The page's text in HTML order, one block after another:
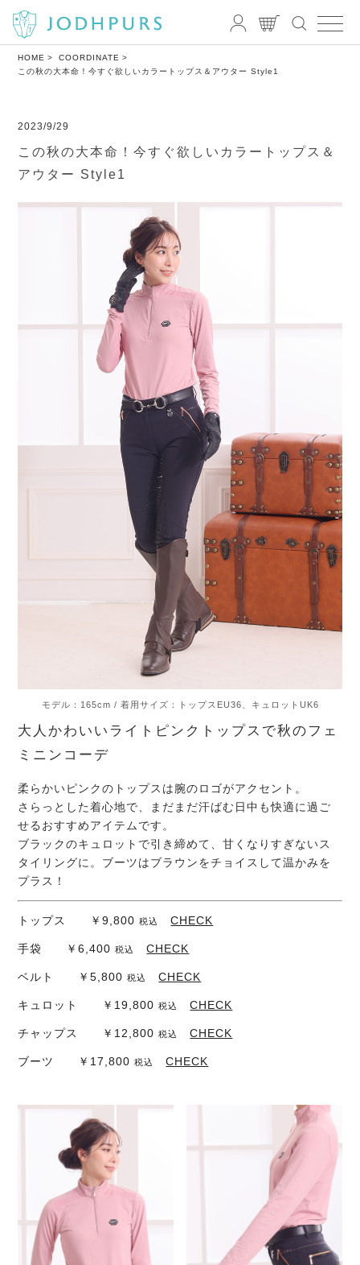
HOME
COORDINATE
この秋の大本命！今すぐ欲しいカラートップス＆アウター Style1
2023/9/29
この秋の大本命！今すぐ欲しいカラートップス＆
アウター Style1
モデル：165cm / 着用サイズ：トップスEU36、キュロットUK6
大人かわいいライトピンクトップスで秋のフェ
ミニンコーデ
柔らかいピンクのトップスは腕のロゴがアクセント。
さらっとした着心地で、まだまだ汗ばむ日中も快適に過ご
せるおすすめアイテムです。
ブラックのキュロットで引き締めて、甘くなりすぎないス
タイリングに。ブーツはブラウンをチョイスして温かみを
プラス！
トップス ￥9,800税込 CHECK
手袋 ￥6,400税込 CHECK
ベルト ￥5,800税込 CHECK
キュロット ￥19,800税込 CHECK
チャップス ￥12,800税込 CHECK
ブーツ ￥17,800税込 CHECK